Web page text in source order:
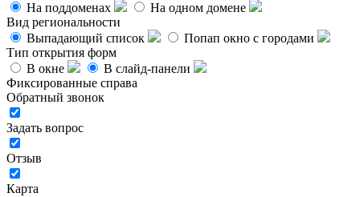
На поддоменах
На одном домене
Вид региональности
Выпадающий список
Попап окно с городами
Тип открытия форм
В окне
В слайд-панели
Фиксированные справа
Обратный звонок
Задать вопрос
Отзыв
Карта